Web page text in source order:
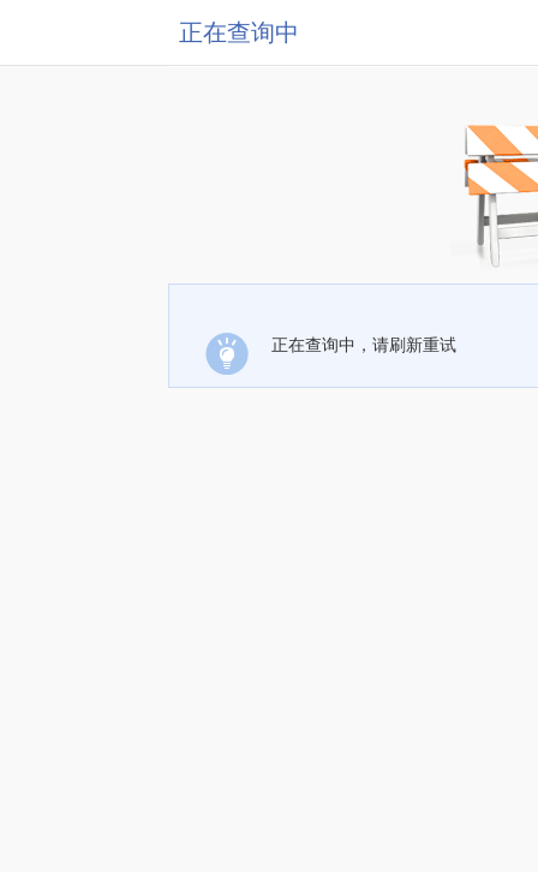
正在查询中
正在查询中，请刷新重试